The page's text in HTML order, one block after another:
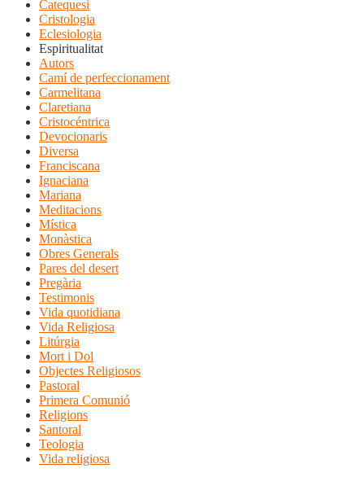
Catequesi
Cristologia
Eclesiologia
Espiritualitat
Autors
Camí de perfeccionament
Carmelitana
Claretiana
Cristocéntrica
Devocionaris
Diversa
Franciscana
Ignaciana
Mariana
Meditacions
Mística
Monàstica
Obres Generals
Pares del desert
Pregària
Testimonis
Vida quotidiana
Vida Religiosa
Litúrgia
Mort i Dol
Objectes Religiosos
Pastoral
Primera Comunió
Religions
Santoral
Teologia
Vida religiosa